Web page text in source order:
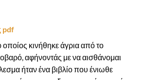
pdf
κινήθηκε άγρια από το
αφήνοντάς με να αισθάνομαι
ήταν ένα βιβλίο που ένιωθε